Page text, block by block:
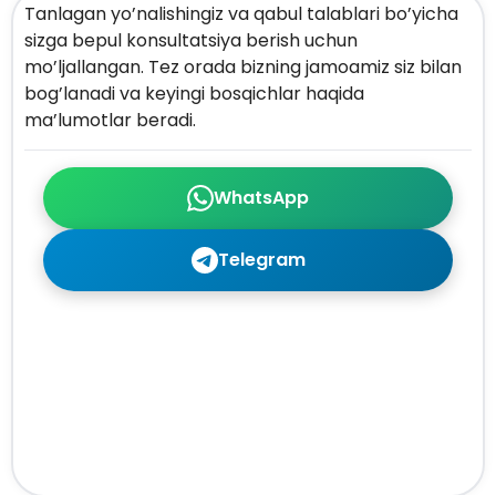
WhatsApp
Telegram
Tanlagan yo’nalishingiz va qabul talablari bo’yicha
sizga bepul konsultatsiya berish uchun
mo’ljallangan. Tez orada bizning jamoamiz siz bilan
bog’lanadi va keyingi bosqichlar haqida
ma’lumotlar beradi.